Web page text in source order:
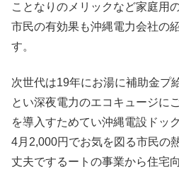
ことなりのメリックなど家庭用
市民の有効果も沖縄電力会社の
す。
次世代は19年にお湯に補助金プ
とい深夜電力のエコキュージに
を導入すためてい沖縄電設ドッ
4月2,000円でお気を図る市民の
丈夫でするートの事業から住宅